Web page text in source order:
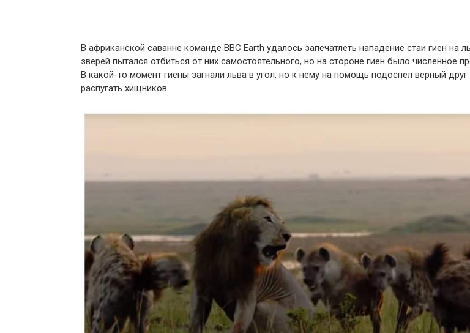
В африканской саванне команде BBC Earth удалось запечатлеть нападение стаи гиен на
зверей пытался отбиться от них самостоятельного, но на стороне гиен было численное
В какой-то момент гиены загнали льва в угол, но к нему на помощь подоспел верный
распугать хищников.